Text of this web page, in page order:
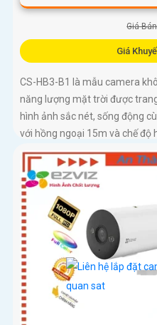
Giá
Giá
CS-HB3-B1 là mẫu camera
năng lượng mặt trời được
hình ảnh sắc nét, sống động
với hồng ngoại 15m và chế độ
phân giải 3